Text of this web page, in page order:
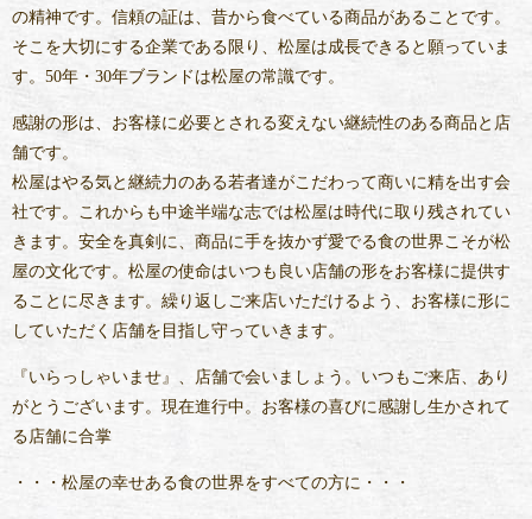
の精神です。信頼の証は、昔から食べている商品があることです。
そこを大切にする企業である限り、松屋は成長できると願っていま
す。50年・30年ブランドは松屋の常識です。
感謝の形は、お客様に必要とされる変えない継続性のある商品と店
舗です。
松屋はやる気と継続力のある若者達がこだわって商いに精を出す会
社です。これからも中途半端な志では松屋は時代に取り残されてい
きます。安全を真剣に、商品に手を抜かず愛でる食の世界こそが松
屋の文化です。松屋の使命はいつも良い店舗の形をお客様に提供す
ることに尽きます。繰り返しご来店いただけるよう、お客様に形に
していただく店舗を目指し守っていきます。
『いらっしゃいませ』、店舗で会いましょう。いつもご来店、あり
がとうございます。現在進行中。お客様の喜びに感謝し生かされて
る店舗に合掌
・・・松屋の幸せある食の世界をすべての方に・・・